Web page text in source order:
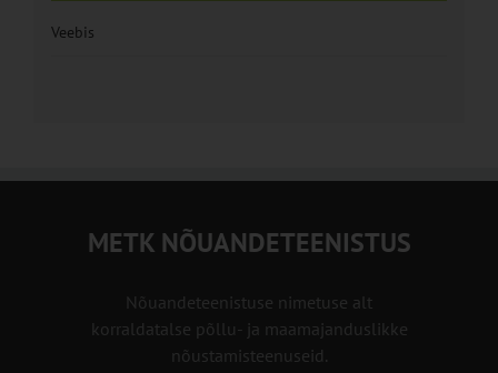
Veebis
METK NÕUANDETEENISTUS
Nõuandeteenistuse nimetuse alt
korraldatalse põllu- ja maamajanduslikke
nõustamisteenuseid.